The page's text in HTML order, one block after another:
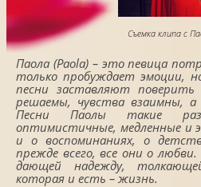
Съемка клипа с
Паола (Paola) – это певица
только пробуждает эмоции,
песни заставляют
решаемы, чувства взаимны, а
Песни Паолы такие
оптимистичные, медленные и
и о воспоминаниях, о
прежде всего, все они о
дающей надежду,
которая и есть – жизнь.